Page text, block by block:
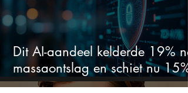
Dit AI-aandeel kelderde 19% na
massaontslag en schiet nu 15%
omhoog